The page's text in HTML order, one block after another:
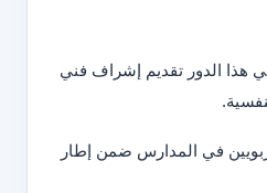
هذا الدور تقديم إشراف فني
في المدارس ضمن إطار